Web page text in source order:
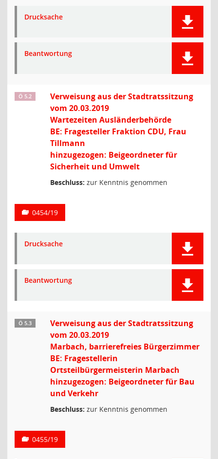
Drucksache
Beantwortung
Ö 5.2
Verweisung aus der Stadtratssitzung
vom 20.03.2019
Wartezeiten Ausländerbehörde
BE: Fragesteller Fraktion CDU, Frau
Tillmann
hinzugezogen: Beigeordneter für
Sicherheit und Umwelt
Beschluss: zur Kenntnis genommen
0454/19
Drucksache
Beantwortung
Ö 5.3
Verweisung aus der Stadtratssitzung
vom 20.03.2019
Marbach, barrierefreies Bürgerzimmer
BE: Fragestellerin
Ortsteilbürgermeisterin Marbach
hinzugezogen: Beigeordneter für Bau
und Verkehr
Beschluss: zur Kenntnis genommen
0455/19